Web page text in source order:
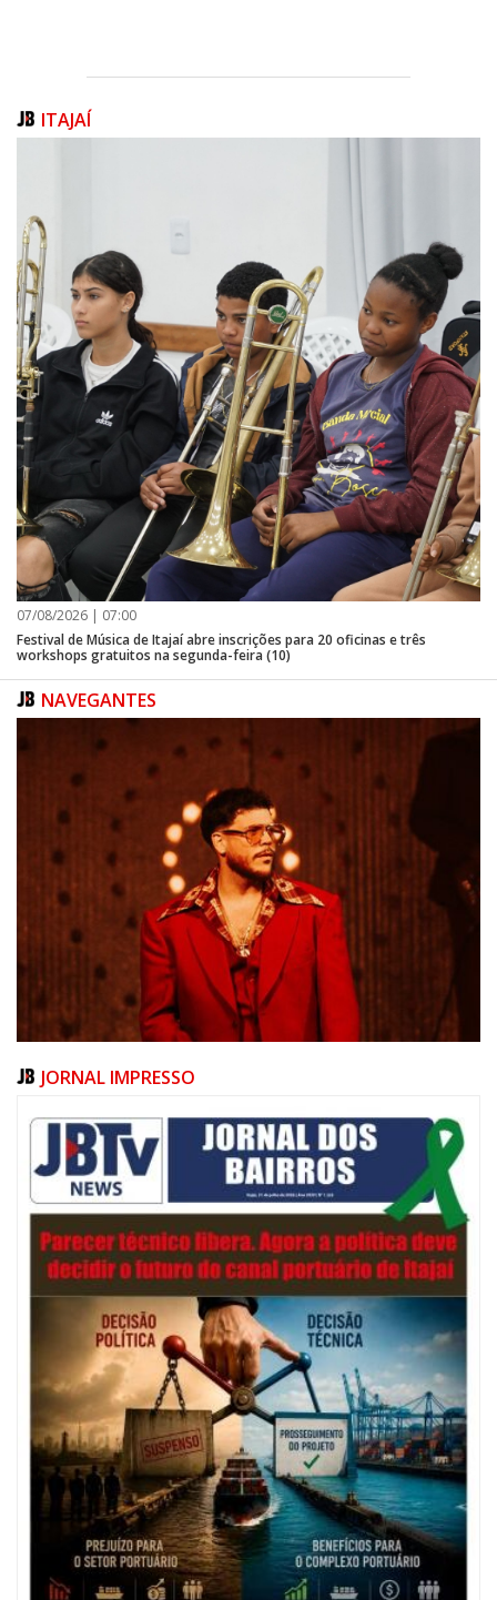
ITAJAÍ
07/08/2026 | 07:00
Festival de Música de Itajaí abre inscrições para 20 oficinas e três
workshops gratuitos na segunda-feira (10)
NAVEGANTES
07/08/2026 | 07:00
Navegantes celebra 64 anos com shows nacionais de Ferrugem, Banda
Morada e Chiquito & Bordoneio
ITAJAÍ
JORNAL IMPRESSO